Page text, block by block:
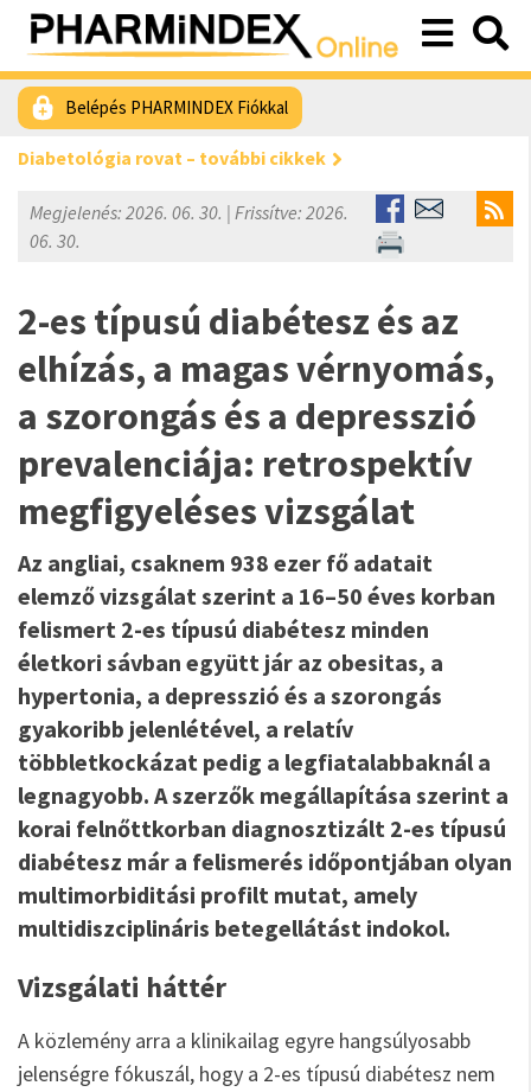
Belépés PHARMINDEX Fiókkal
Diabetológia rovat – további cikkek
Megjelenés: 2026. 06. 30. | Frissítve: 2026.
06. 30.
2-es típusú diabétesz és az
elhízás, a magas vérnyomás,
a szorongás és a depresszió
prevalenciája: retrospektív
megfigyeléses vizsgálat
Az angliai, csaknem 938 ezer fő adatait
elemző vizsgálat szerint a 16–50 éves korban
felismert 2-es típusú diabétesz minden
életkori sávban együtt jár az obesitas, a
hypertonia, a depresszió és a szorongás
gyakoribb jelenlétével, a relatív
többletkockázat pedig a legfiatalabbaknál a
legnagyobb. A szerzők megállapítása szerint a
korai felnőttkorban diagnosztizált 2-es típusú
diabétesz már a felismerés időpontjában olyan
multimorbiditási profilt mutat, amely
multidiszciplináris betegellátást indokol.
Vizsgálati háttér
A közlemény arra a klinikailag egyre hangsúlyosabb
jelenségre fókuszál, hogy a 2-es típusú diabétesz nem